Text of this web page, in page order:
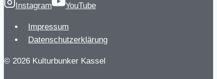
Instagram YouTube
Impressum
Datenschutzerklärung
© 2026 Kulturbunker Kassel